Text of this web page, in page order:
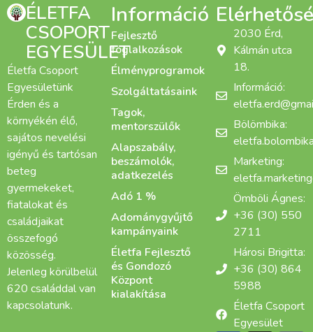
ÉLETFA
CSOPORT
EGYESÜLET
Életfa Csoport
Egyesületünk
Érden és a
környékén élő,
sajátos nevelési
igényű és tartósan
beteg
gyermekeket,
fiatalokat és
családjaikat
összefogó
közösség.
Jelenleg körülbelül
620 családdal van
kapcsolatunk.
Információ
Fejlesztő
foglalkozások
Élményprogramok
Szolgáltatásaink
Tagok,
mentorszülők
Alapszabály,
beszámolók,
adatkezelés
Adó 1 %
Adománygyűjtő
kampányaink
Életfa Fejlesztő
és Gondozó
Központ
kialakítása
2030 Érd,
Kálmán utca
18.
Információ:
Bölömbika:
Marketing:
Ömböli Ágnes:
+36 (30) 550
2711
Hárosi Brigitta:
+36 (30) 864
5988
Életfa Csoport
Egyesület